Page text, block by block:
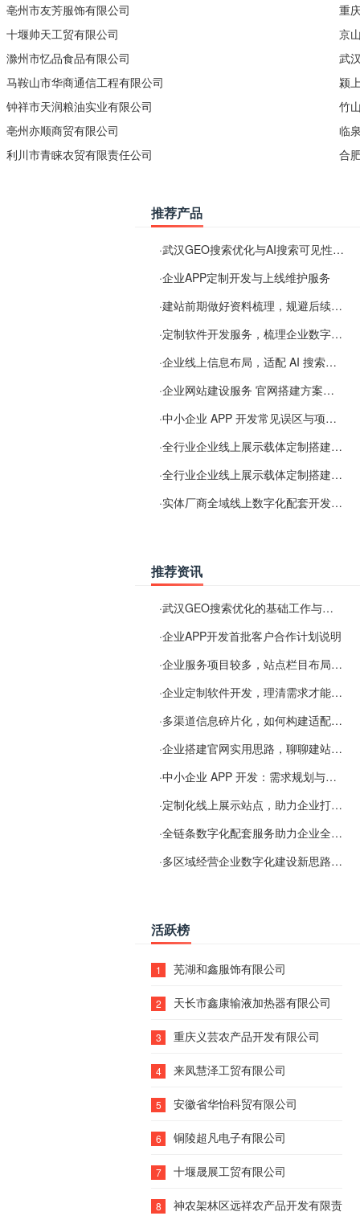
亳州市友芳服饰有限公司
十堰帅天工贸有限公司
滁州市忆品食品有限公司
马鞍山市华商通信工程有限公司
钟祥市天润粮油实业有限公司
亳州亦顺商贸有限公司
利川市青睐农贸有限责任公司
重
京
武
颍
竹
临
合
推荐产品
·武汉GEO搜索优化与AI搜索可见性服务
·企业APP定制开发与上线维护服务
·建站前期做好资料梳理，规避后续各类使用难题
·定制软件开发服务，梳理企业数字化落地常见难点
·企业线上信息布局，适配 AI 搜索需要留意这些要点
·企业网站建设服务 官网搭建方案经验分享
·中小企业 APP 开发常见误区与项目规划实用经验
·全行业企业线上展示载体定制搭建服务
·全行业企业线上展示载体定制搭建服务
·实体厂商全域线上数字化配套开发与地域检索优化服务
推荐资讯
·武汉GEO搜索优化的基础工作与实施思路
·企业APP开发首批客户合作计划说明
·企业服务项目较多，站点栏目布局规划参考思路
·企业定制软件开发，理清需求才能提升数字化落地效率
·多渠道信息碎片化，如何构建适配 AI 检索的品牌信息源
·企业搭建官网实用思路，聊聊建站容易忽视的问题
·中小企业 APP 开发：需求规划与项目落地避坑经验分享
·定制化线上展示站点，助力企业打通线上经营渠道
·全链条数字化配套服务助力企业全域线上经营
·多区域经营企业数字化建设新思路：多端载体与地域检索一体化落地思路分享
活跃榜
1 芜湖和鑫服饰有限公司
2 天长市鑫康输液加热器有限公司
3 重庆义芸农产品开发有限公司
4 来凤慧泽工贸有限公司
5 安徽省华怡科贸有限公司
6 铜陵超凡电子有限公司
7 十堰晟展工贸有限公司
8 神农架林区远祥农产品开发有限责任